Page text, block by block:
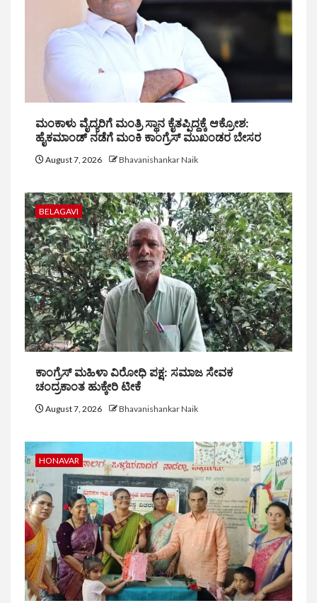
ಮಂಕಾಳು ವೈದ್ಯರಿಗೆ ಮಂತ್ರಿ ಸ್ಥಾನ ಕೈತಪ್ಪಿದ್ದಕ್ಕೆ ಆಕ್ರೋಶ:
ಹೈಕಮಾಂಡ್ ನಡೆಗೆ ಮಂಕಿ ಕಾಂಗ್ರೆಸ್ ಮುಖಂಡರ ಬೇಸರ
August 7, 2026 Bhavanishankar Naik
BELAGAVI
ಕಾಂಗ್ರೆಸ್ ಮಹಿಳಾ ವಿರೋಧಿ ಪಕ್ಷ: ಸಮಾಜ ಸೇವಕ
ಚಂದ್ರಕಾಂತ ಹುಕ್ಕೇರಿ ಟೀಕೆ
August 7, 2026 Bhavanishankar Naik
HONAVAR